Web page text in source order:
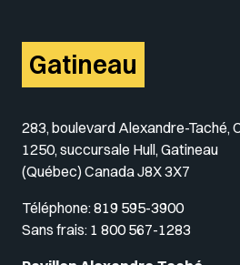
Gatineau
283, boulevard Alexandre-Taché,
1250, succursale Hull, Gatineau
(Québec) Canada J8X 3X7
Téléphone:819 595-3900
Sans frais: 1 800 567-1283